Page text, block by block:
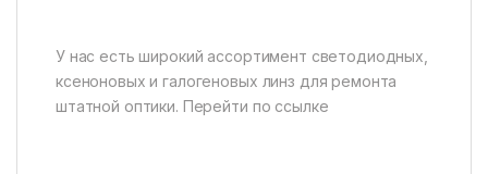
У нас есть широкий ассортимент светодиодных,
ксеноновых и галогеновых линз для ремонта
штатной оптики. Перейти по ссылке